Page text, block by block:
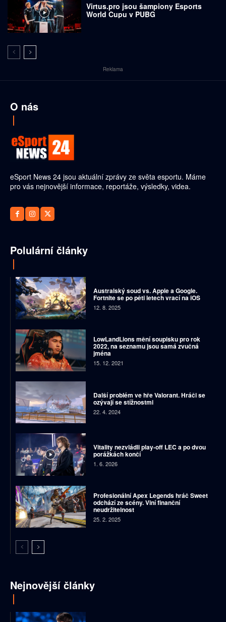
Virtus.pro jsou šampiony Esports
World Cupu v PUBG
Reklama
O nás
eSport News 24 jsou aktuální zprávy ze světa esportu. Máme
pro vás nejnovější informace, reportáže, výsledky, videa.
Polulární články
Australský soud vs. Apple a Google.
Fortnite se po pěti letech vrací na iOS
12. 8. 2025
LowLandLions mění soupisku pro rok
2022, na seznamu jsou samá zvučná
jména
15. 12. 2021
Další problém ve hře Valorant. Hráči se
ozývají se stížnostmi
22. 4. 2024
Vitality nezvládli play-off LEC a po dvou
porážkách končí
1. 6. 2026
Profesionální Apex Legends hráč Sweet
odchází ze scény. Viní finanční
neudržitelnost
25. 2. 2025
Nejnovější články